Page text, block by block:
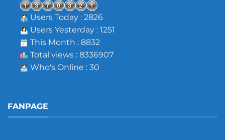
Users Today : 2826
Users Yesterday : 1251
This Month : 8832
Total views : 8336907
Who's Online : 30
FANPAGE